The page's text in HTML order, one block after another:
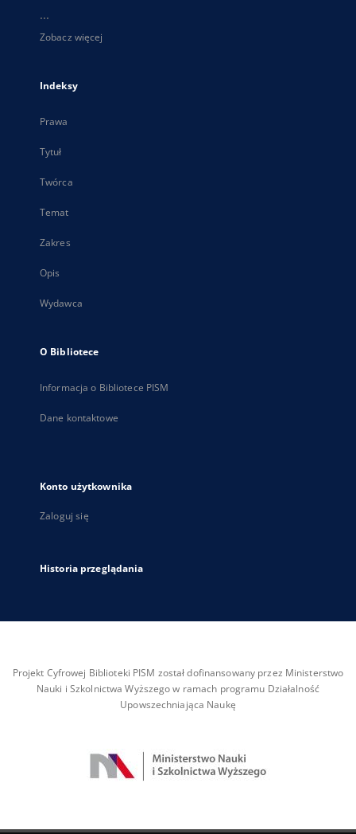
...
Zobacz więcej
Indeksy
Prawa
Tytuł
Twórca
Temat
Zakres
Opis
Wydawca
O Bibliotece
Informacja o Bibliotece PISM
Dane kontaktowe
Konto użytkownika
Zaloguj się
Historia przeglądania
Projekt Cyfrowej Biblioteki PISM został dofinansowany przez Ministerstwo
Nauki i Szkolnictwa Wyższego w ramach programu Działalność
Upowszechniająca Naukę